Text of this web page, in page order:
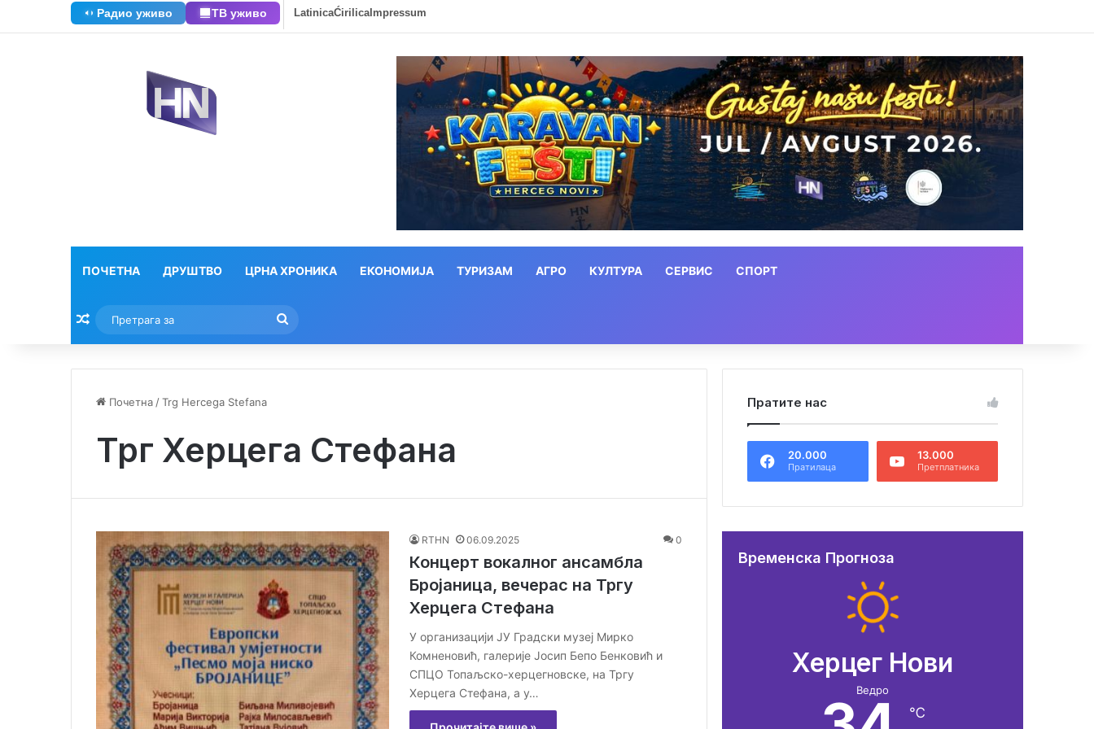
Радио уживо ТВ уживо LatinicaĆirilicaImpressum
ПОЧЕТНА ДРУШТВО ЦРНА ХРОНИКА ЕКОНОМИЈА ТУРИЗАМ АГРО КУЛТУРА СЕРВИС СПОРТ
Насумични текстови
за
Почетна /Trg Hercega Stefana
Трг Херцега Стефана
RTHN 06.09.2025 0
Концерт вокалног ансамбла
Бројаница, вечерас на Тргу
Херцега Стефана
У организацији ЈУ Градски музеј Мирко
Комненовић, галерије Јосип Бепо Бенковић и
СПЦО Топаљско-херцегновске, на Тргу
Херцега Стефана, а у…
Пратите нас
20.000
Пратилаца
13.000
Претплатника
Временска Прогноза
Херцег Нови
Ведро
℃